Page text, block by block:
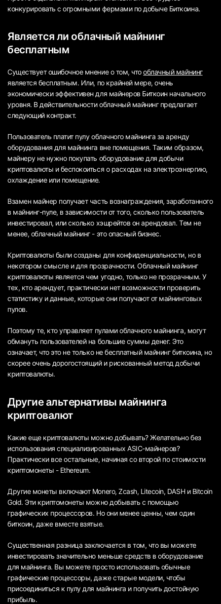
конкурировать с огромными фермами по добыче Биткоина.
Является ли облачный майнинг
бесплатным
Существует ошибочное мнение о том, чтооблачный майнинг
является бесплатным. Или, по крайней мере, очень
экономически эффективен для майнеров Биткоин начального
уровня. В действительности облачный майнинг предлагает
следующий контракт.
Пользователь платит пулу облачного майнинга за аренду
оборудования для майнинга вне помещения. Таким образом,
майнеру не нужно покупать оборудование для добычи
криптовалюты и беспокоиться о расходах на электроэнергию,
охлаждение или помещение.
Взамен майнер получает часть вознаграждения, заработанного
в майнинг-пуле, в зависимости от того, сколько пользователь
инвестировал, или сколько хэшрейтов он арендовал. Тем не
менее, облачный майнинг - это опасный бизнес.
Криптовалюты были созданы для конфиденциальности, но в
некотором смысле и для прозрачности. Облачный майнинг
криптовалюты является чем угодно, только не прозрачным. У
тех, кто арендует, практически нет возможности проверить
статистику и данные, которые они получают от майнинговых
пулов.
Поэтому те, кто управляет пулами облачного майнинга, могут
обмануть пользователей на большие суммы денег. Это
означает, что это не только не бесплатный майнинг биткоина, но
скорее очень дорогостоящий и рискованный метод добычи
криптовалюты.
Другие альтернативы майнинга
криптовалют
Какие еще криптовалюты можно добывать? Желательно без
использования специализированных ASIC-майнеров?
Практически все остальные, начиная со второй по стоимости
криптомонеты - Ethereum.
Другие монеты включают Monero, Zcash, Litecoin, DASH и Bitcoin
Gold. Эти криптомонеты можно добывать с помощью
графических процессоров. Но они менее ценны, чем один
биткоин, даже вместе взятые.
Существенная разница заключается в том, что вы можете
инвестировать значительно меньше средств в оборудование
для майнинга. Вы можете просто использовать обычные
графические процессоры, даже старые модели, чтобы
присоединиться к пулу для майнинга и получить достойную
прибыль.